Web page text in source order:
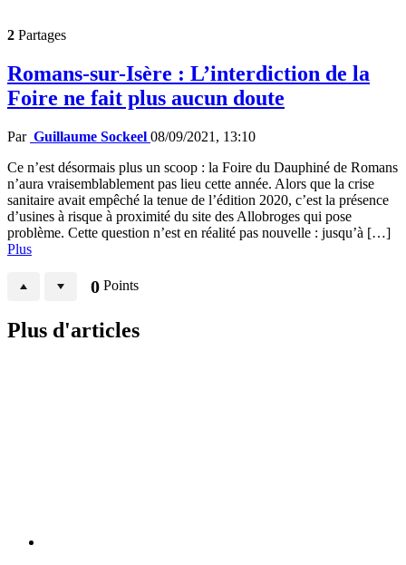
2 Partages
Romans-sur-Isère : L’interdiction de la
Foire ne fait plus aucun doute
Par Guillaume Sockeel 08/09/2021, 13:10
Ce n’est désormais plus un scoop : la Foire du Dauphiné de Romans
n’aura vraisemblablement pas lieu cette année. Alors que la crise
sanitaire avait empêché la tenue de l’édition 2020, c’est la présence
d’usines à risque à proximité du site des Allobroges qui pose
problème. Cette question n’est en réalité pas nouvelle : jusqu’à […]
Plus
0 Points
Plus d'articles